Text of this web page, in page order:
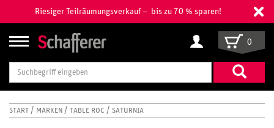
Riesiger Teilräumungsverkauf – bis zu 70 % sparen!
Suchbegriff
eingeben
0
START MARKEN TABLE ROC SATURNIA